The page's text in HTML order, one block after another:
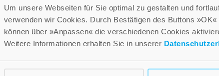
Um unsere Webseiten für Sie optimal zu gestalten und
verwenden wir Cookies. Durch Bestätigen des Buttons
können über »Anpassen« die verschiedenen Cookies
Weitere Informationen erhalten Sie in unserer
LEBE GUT MAGAZIN